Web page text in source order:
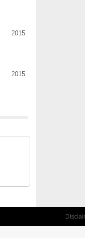
2015
2015